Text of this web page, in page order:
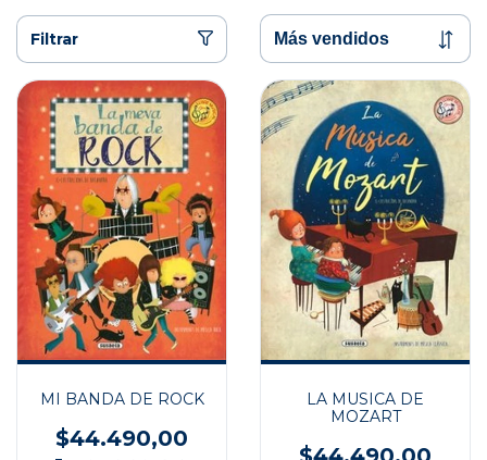
Filtrar
MI BANDA DE ROCK
$44.490,00
LA MUSICA DE
MOZART